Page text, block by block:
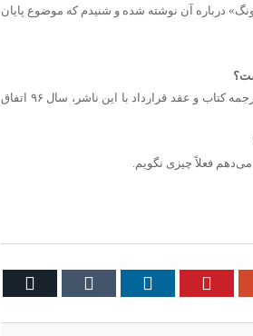
درباره آن نوشته شده و شنیدم که موضوع پایان
پیشنهاد این رمان را آقای حسین بکایی سال ۱۳۹۵ به نشر دِماوند ترکیه دادند و ترجمه کتاب و عقد قرارداد با این ناشر، سال ۹۶ اتفاق
فعلاً چیزی نگویم.
Google+
Pinterest
LinkedIn
Tumblr